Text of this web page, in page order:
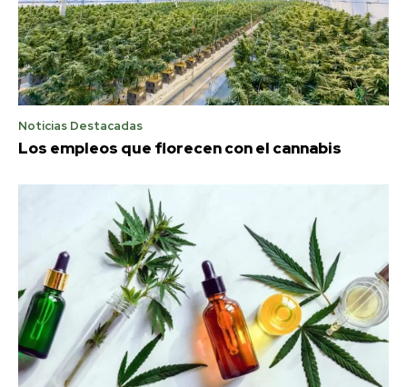
Noticias Destacadas
Los empleos que florecen con el cannabis